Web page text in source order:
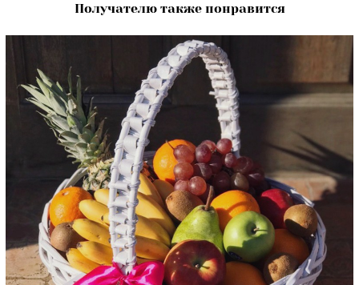
Получателю также понравится